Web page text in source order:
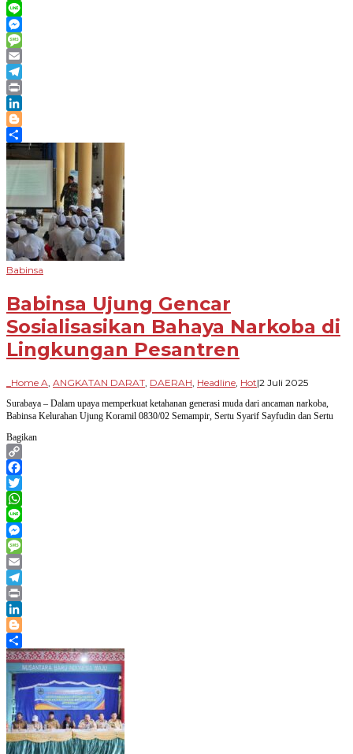
WhatsApp
Line
Messenger
Message
Email
Telegram
Print
LinkedIn
Blogger
Share
Babinsa
Babinsa Ujung Gencar
Sosialisasikan Bahaya Narkoba di
Lingkungan Pesantren
_Home A ANGKATAN DARAT DAERAH Headline Hot|2 Juli 2025oleh
Bangsa
Surabaya – Dalam upaya memperkuat ketahanan generasi muda dari ancaman narkoba,
Babinsa Kelurahan Ujung Koramil 0830/02 Semampir, Sertu Syarif Sayfudin dan Sertu
Bagikan
Copy
Link
Facebook
Twitter
WhatsApp
Line
Messenger
Message
Email
Telegram
Print
LinkedIn
Blogger
Share